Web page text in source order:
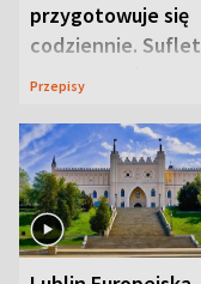
przygotowuje się
codziennie. Suflet
serowy zachwyca
Przepisy